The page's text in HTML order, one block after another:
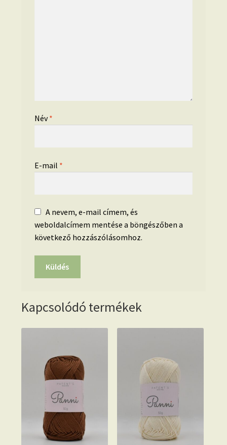
Név*
E-mail *
A nevem, e-mail címem, és
weboldalcímem mentése a böngészőben a
következő hozzászólásomhoz.
Kapcsolódó termékek